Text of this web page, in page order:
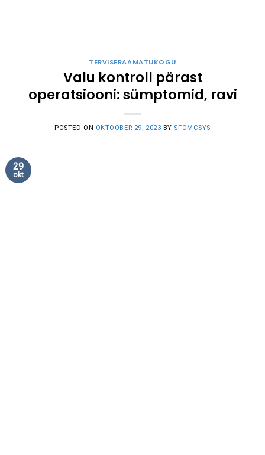
TERVISERAAMATUKOGU
Valu kontroll pärast
operatsiooni: sümptomid, ravi
POSTED ON OKTOOBER 29, 2023 BY SFOMCSYS
29
okt